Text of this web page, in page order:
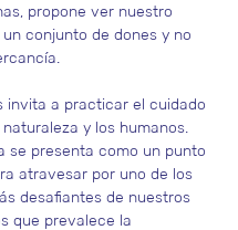
propone ver nuestro
conjunto de dones y no
invita a practicar el cuidado
y los humanos.
se presenta como un punto
atravesar por uno de los
desafiantes de nuestros
que prevalece la